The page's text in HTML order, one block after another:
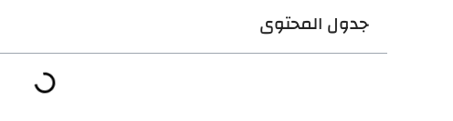
جدول المحتوى